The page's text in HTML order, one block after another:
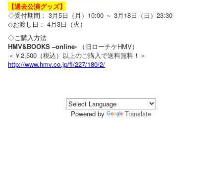
【過去公演グッズ】
◇受付期間： 3月5日（月）10:00 ～ 3月18日（日）23:30
◇お渡し日： 4月3日（火）
◇ご購入方法
HMV&BOOKS –online-
（旧ローチケHMV）
＜￥2,500（税込）以上のご購入で送料無料！＞
http://www.hmv.co.jp/fl/227/180/2/
Powered by Translate